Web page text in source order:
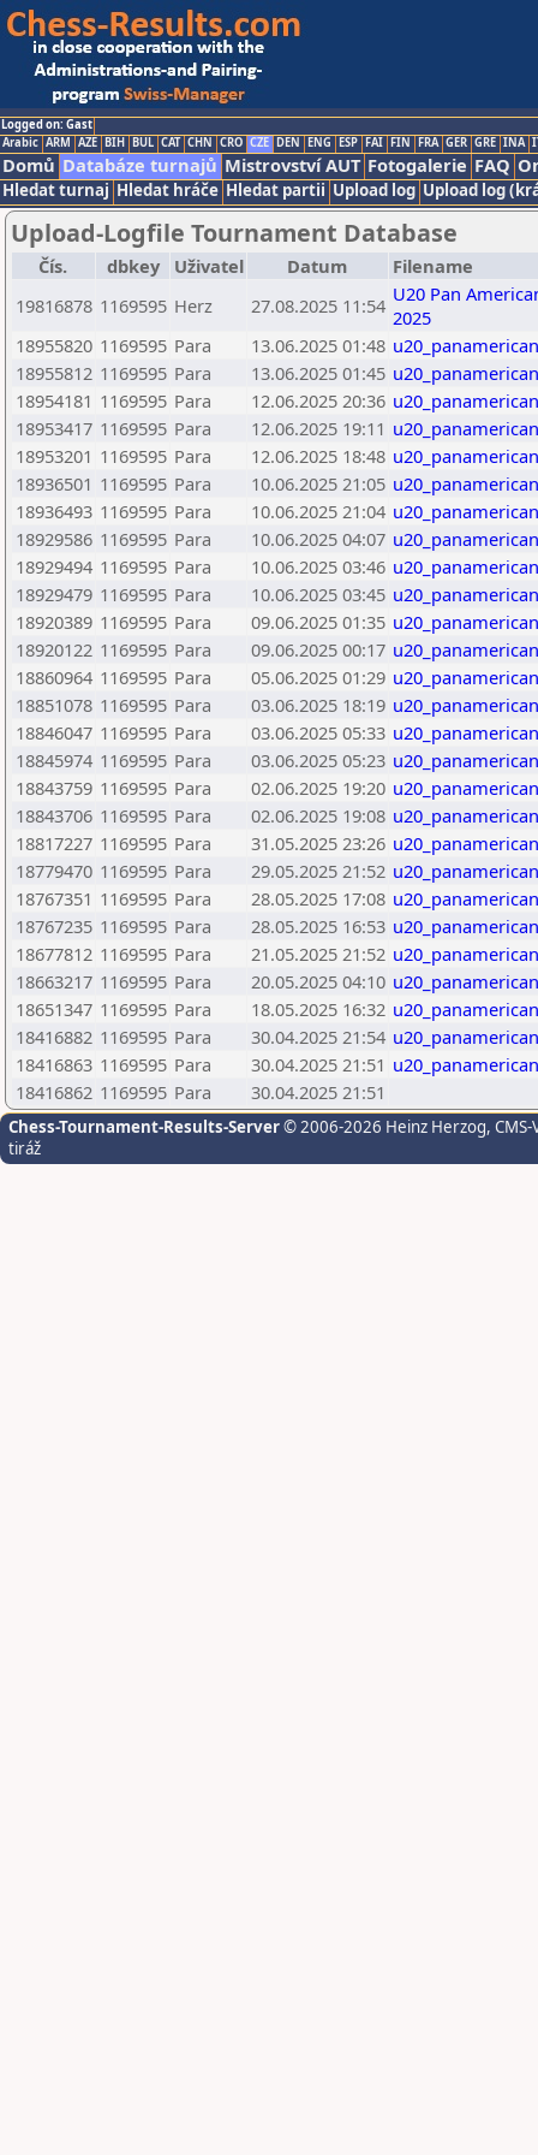
Logged on: Gast
Arabic ARM AZE BIH BUL CAT CHN CRO CZE DEN ENG ESP FAI FIN FRA GER GRE INA
Domů Databáze turnajů Mistrovství AUT Fotogalerie FAQ
Hledat turnaj Hledat hráče Hledat partii Upload log Upload log
Upload-Logfile Tournament Database
Čís. dbkey Uživatel Datum
Filename
19816878 1169595 Herz 27.08.2025 11:54 U20 Pan
2025
18955820 1169595 Para 13.06.2025 01:48
18955812 1169595 Para 13.06.2025 01:45
18954181 1169595 Para 12.06.2025 20:36
18953417 1169595 Para 12.06.2025 19:11
18953201 1169595 Para 12.06.2025 18:48
18936501 1169595 Para 10.06.2025 21:05
18936493 1169595 Para 10.06.2025 21:04
18929586 1169595 Para 10.06.2025 04:07
18929494 1169595 Para 10.06.2025 03:46
18929479 1169595 Para 10.06.2025 03:45
18920389 1169595 Para 09.06.2025 01:35
18920122 1169595 Para 09.06.2025 00:17
18860964 1169595 Para 05.06.2025 01:29
18851078 1169595 Para 03.06.2025 18:19
18846047 1169595 Para 03.06.2025 05:33
18845974 1169595 Para 03.06.2025 05:23
18843759 1169595 Para 02.06.2025 19:20
18843706 1169595 Para 02.06.2025 19:08
18817227 1169595 Para 31.05.2025 23:26
18779470 1169595 Para 29.05.2025 21:52
18767351 1169595 Para 28.05.2025 17:08
18767235 1169595 Para 28.05.2025 16:53
18677812 1169595 Para 21.05.2025 21:52
18663217 1169595 Para 20.05.2025 04:10
18651347 1169595 Para 18.05.2025 16:32
18416882 1169595 Para 30.04.2025 21:54
18416863 1169595 Para 30.04.2025 21:51
18416862 1169595 Para 30.04.2025 21:51
Chess-Tournament-Results-Server© 2006-2026 Heinz Herzog,
tiráž